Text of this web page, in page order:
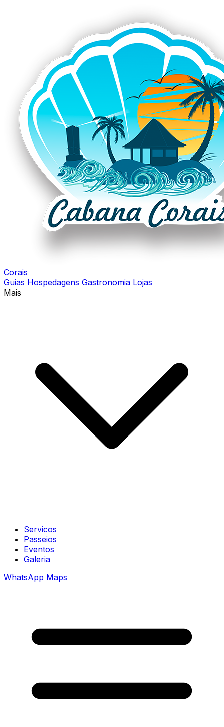
Corais
Guias Hospedagens Gastronomia Lojas
Mais
Servicos
Passeios
Eventos
Galeria
WhatsApp Maps